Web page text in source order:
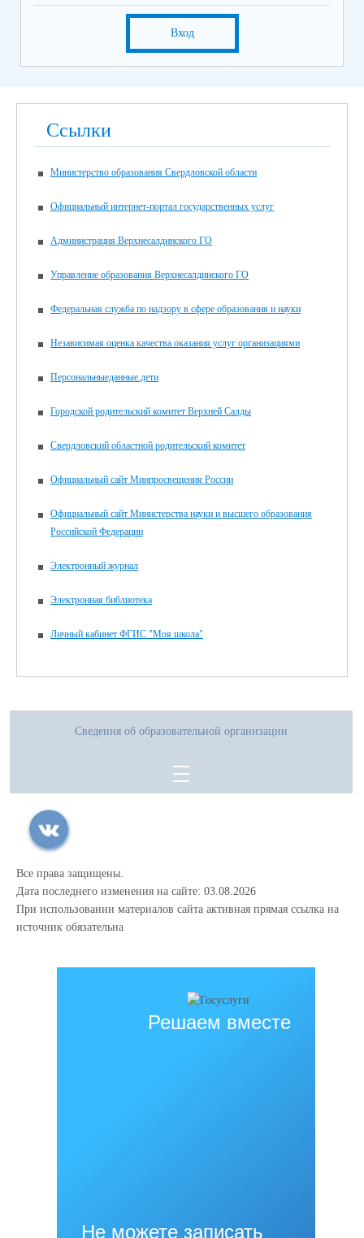
Вход
Ссылки
Министерство образования Свердловской области
Официальный интернет-портал государственных услуг
Администрация Верхнесалдинского ГО
Управление образования Верхнесалдинского ГО
Федеральная служба по надзору в сфере образования и науки
Независимая оценка качества оказания услуг организациями
Персональныеданные.дети
Городской родительский комитет Верхней Салды
Свердловский областной родительский комитет
Официальный сайт Минпросвещения России
Официальный сайт Министерства науки и высшего образования
Российской Федерации
Электронный журнал
Электронная библиотека
Личный кабинет ФГИС "Моя школа"
Сведения об образовательной организации
Все права защищены.
Дата последнего изменения на сайте: 03.08.2026
При использовании материалов сайта активная прямая ссылка на
источник обязательна
Решаем вместе
Не можете записать